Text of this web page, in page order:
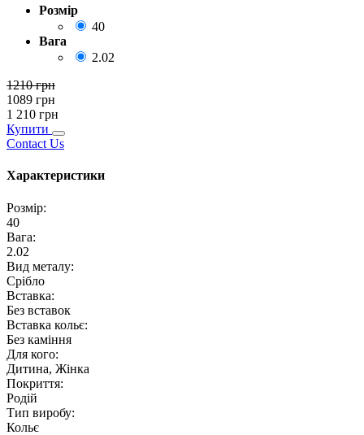
Розмір
40
Вага
2.02
1210грн
1089 грн
1 210 грн
Купити
Contact Us
Характеристики
Розмір:
40
Вага:
2.02
Вид металу:
Срібло
Вставка:
Без вставок
Вставка кольє:
Без каміння
Для кого:
Дитина, Жінка
Покриття:
Родій
Тип виробу:
Кольє